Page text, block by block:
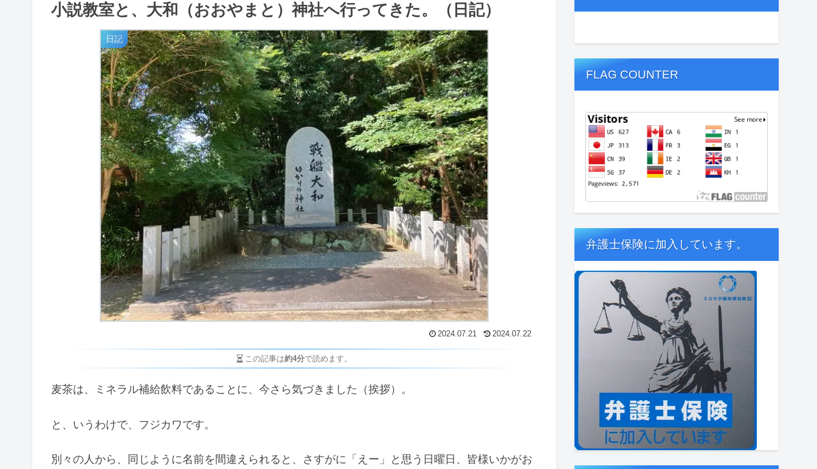
小説教室と、大和（おおやまと）神社へ行ってきた。（日記）
日記
2024.07.21 2024.07.22
この記事は約4分で読めます。
麦茶は、ミネラル補給飲料であることに、今さら気づきました（挨拶）。
と、いうわけで、フジカワです。
別々の人から、同じように名前を間違えられると、さすがに「えー」と思う日曜日、皆様いかがお
FLAG COUNTER
弁護士保険に加入しています。